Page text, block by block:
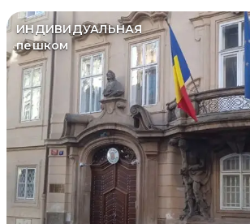
ИНДИВИДУАЛЬНАЯ
пешком